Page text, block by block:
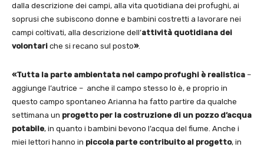
dalla descrizione dei campi, alla vita quotidiana dei profughi, ai
soprusi che subiscono donne e bambini costretti a lavorare nei
campi coltivati, alla descrizione dell’attività quotidiana dei
volontari che si recano sul posto».
«Tutta la parte ambientata nel campo profughi è realistica –
aggiunge l’autrice – anche il campo stesso lo è, e proprio in
questo campo spontaneo Arianna ha fatto partire da qualche
settimana un progetto per la costruzione di un pozzo d’acqua
potabile, in quanto i bambini bevono l’acqua del fiume. Anche i
miei lettori hanno in piccola parte contribuito al progetto, in